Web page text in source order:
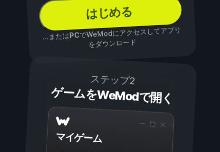
はじめる
...またはPCでWeModにアクセスしてアプリ
をダウンロード
ステップ2
ゲームをWeModで開く
マイゲーム